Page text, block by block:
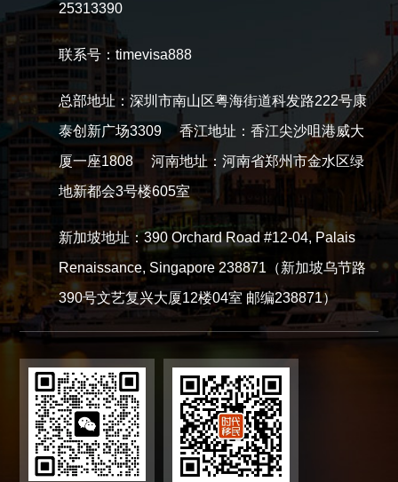
25313390
联系号：timevisa888
总部地址：深圳市南山区粤海街道科发路222号康
泰创新广场3309 香江地址：香江尖沙咀港威大
厦一座1808 河南地址：河南省郑州市金水区绿
地新都会3号楼605室
新加坡地址：390 Orchard Road #12-04, Palais
Renaissance, Singapore 238871（新加坡乌节路
390号文艺复兴大厦12楼04室 邮编238871）